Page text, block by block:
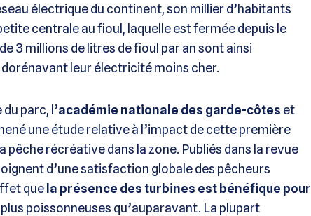
électrique du continent, son millier d’habitants
centrale au fioul, laquelle est fermée depuis le
3 millions de litres de fioul par an sont ainsi
leur électricité moins cher.
parc, l’académie nationale des garde-côtes et
une étude relative à l’impact de cette première
récréative dans la zone. Publiés dans la revue
d’une satisfaction globale des pêcheurs
quela présence des turbines est bénéfique pour
poissonneuses qu’auparavant. La plupart